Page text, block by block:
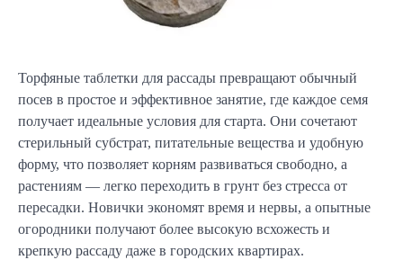
Торфяные таблетки для рассады превращают обычный
посев в простое и эффективное занятие, где каждое семя
получает идеальные условия для старта. Они сочетают
стерильный субстрат, питательные вещества и удобную
форму, что позволяет корням развиваться свободно, а
растениям — легко переходить в грунт без стресса от
пересадки. Новички экономят время и нервы, а опытные
огородники получают более высокую всхожесть и
крепкую рассаду даже в городских квартирах.